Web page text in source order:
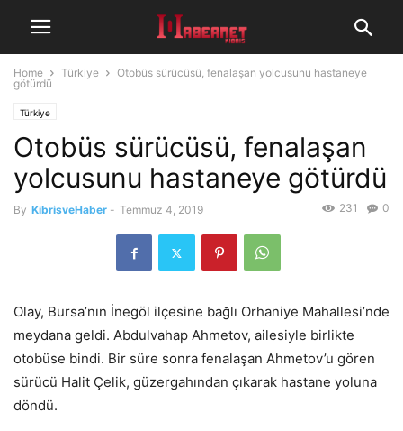
Home Türkiye
Otobüs sürücüsü, fenalaşan yolcusunu hastaneye
götürdü
Türkiye
Otobüs sürücüsü, fenalaşan
yolcusunu hastaneye götürdü
By KibrisveHaber - Temmuz 4, 2019 0
231
Olay, Bursa’nın İnegöl ilçesine bağlı Orhaniye Mahallesi’nde
meydana geldi. Abdulvahap Ahmetov, ailesiyle birlikte
otobüse bindi. Bir süre sonra fenalaşan Ahmetov’u gören
sürücü Halit Çelik, güzergahından çıkarak hastane yoluna
döndü.